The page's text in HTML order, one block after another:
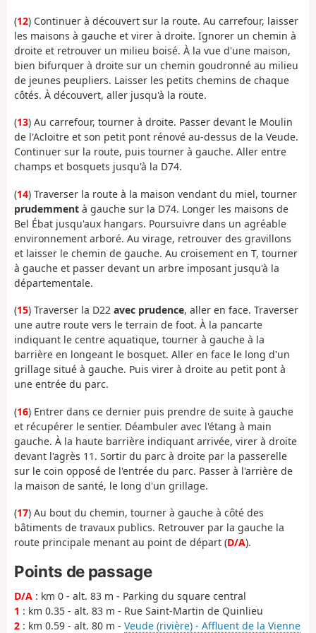
(12) Continuer à découvert sur la route. Au carrefour, laisser
les maisons à gauche et virer à droite. Ignorer un chemin à
droite et retrouver un milieu boisé. À la vue d'une maison,
bien bifurquer à droite sur un chemin goudronné au milieu
de jeunes peupliers. Laisser les petits chemins de chaque
côtés. À découvert, aller jusqu'à la route.
(13) Au carrefour, tourner à droite. Passer devant le Moulin
de l'Acloitre et son petit pont rénové au-dessus de la Veude.
Continuer sur la route, puis tourner à gauche. Aller entre
champs et bosquets jusqu'à la D74.
(14) Traverser la route à la maison vendant du miel, tourner
prudemment à gauche sur la D74. Longer les maisons de
Bel Ébat jusqu'aux hangars. Poursuivre dans un agréable
environnement arboré. Au virage, retrouver des gravillons
et laisser le chemin de gauche. Au croisement en T, tourner
à gauche et passer devant un arbre imposant jusqu'à la
départementale.
(15) Traverser la D22 avec prudence, aller en face. Traverser
une autre route vers le terrain de foot. À la pancarte
indiquant le centre aquatique, tourner à gauche à la
barrière en longeant le bosquet. Aller en face le long d'un
grillage situé à gauche. Puis virer à droite au petit pont à
une entrée du parc.
(16) Entrer dans ce dernier puis prendre de suite à gauche
et récupérer le sentier. Déambuler avec l'étang à main
gauche. À la haute barrière indiquant arrivée, virer à droite
devant l'agrès 11. Sortir du parc à droite par la passerelle
sur le coin opposé de l'entrée du parc. Passer à l'arrière de
la maison de santé, le long d'un grillage.
(17) Au bout du chemin, tourner à gauche à côté des
bâtiments de travaux publics. Retrouver par la gauche la
route principale menant au point de départ (D/A).
Points de passage
D/A : km 0 - alt. 83 m - Parking du square central
1 : km 0.35 - alt. 83 m - Rue Saint-Martin de Quinlieu
2 : km 0.59 - alt. 80 m - Veude (rivière) - Affluent de la Vienne